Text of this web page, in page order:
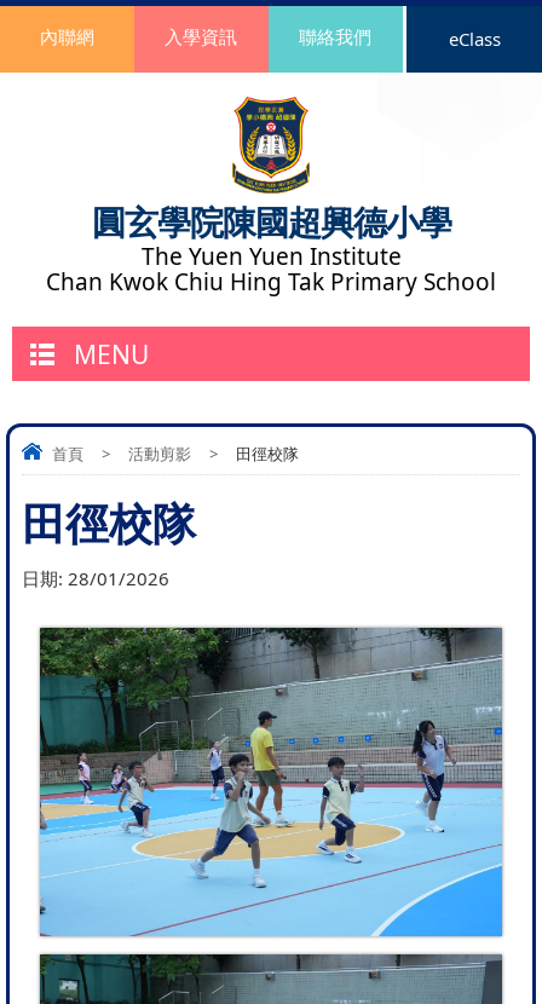
圓玄學院陳國超興德小學
The Yuen Yuen Institute
Chan Kwok Chiu Hing Tak Primary School
內聯網 入學資訊 聯絡我們 eClass
MENU
首頁 > 活動剪影 > 田徑校隊
田徑校隊
日期: 28/01/2026